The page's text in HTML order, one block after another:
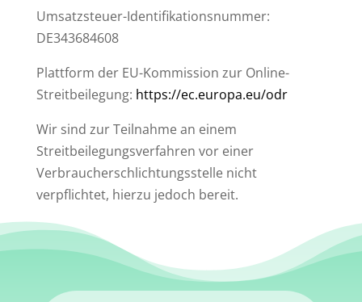
Umsatzsteuer-Identifikationsnummer:
DE343684608
Plattform der EU-Kommission zur Online-
Streitbeilegung: https://ec.europa.eu/odr
Wir sind zur Teilnahme an einem
Streitbeilegungsverfahren vor einer
Verbraucherschlichtungsstelle nicht
verpflichtet, hierzu jedoch bereit.